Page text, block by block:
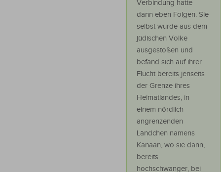
Verbindung hatte
dann eben Folgen. Sie
selbst wurde aus dem
jüdischen Volke
ausgestoßen und
befand sich auf ihrer
Flucht bereits jenseits
der Grenze ihres
Heimatlandes, in
einem nördlich
angrenzenden
Ländchen namens
Kanaan, wo sie dann,
bereits
hochschwanger, bei